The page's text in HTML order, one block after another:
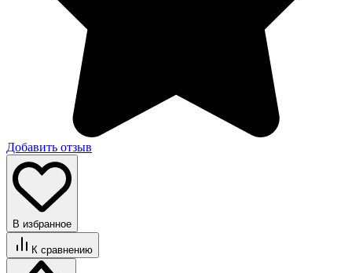
Добавить отзыв
В избранное
К сравнению